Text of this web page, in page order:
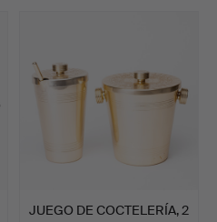
JUEGO DE COCTELERÍA, 2